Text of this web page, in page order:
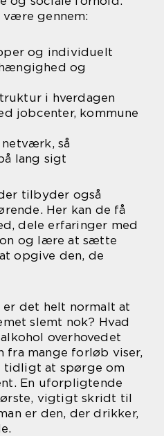
være gennem:
og individuelt
og
i hverdagen
jobcenter, kommune
så
lang sigt
tilbyder også
Her kan de få
dele erfaringer med
og lære at sætte
opgive den, de
det helt normalt at
slemt nok? Hvad
overhovedet
fra mange forløb viser,
at spørge om
En uforpligtende
vigtigt skridt til
er den, der drikker,